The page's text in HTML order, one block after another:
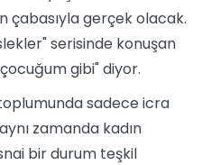
çabasıyla gerçek olacak.
serisinde konuşan
gibi" diyor.
sadece icra
zamanda kadın
bir durum teşkil